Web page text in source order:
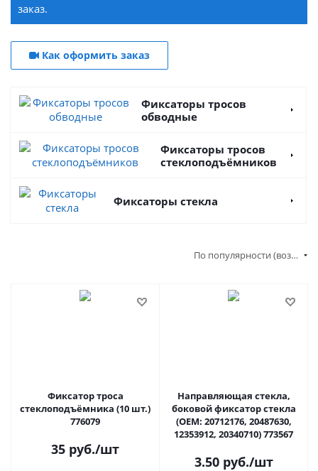
заказ.
Как оформить заказ
Фиксаторы тросов
обводные
Фиксаторы тросов
стеклоподъёмников
Фиксаторы стекла
По популярности (возрастание)
Фиксатор троса
стеклоподъёмника (10 шт.)
776079
35 руб./шт
Направляющая стекла,
боковой фиксатор стекла
(OEM: 20712176, 20487630,
12353912, 20340710) 773567
3.50руб./шт